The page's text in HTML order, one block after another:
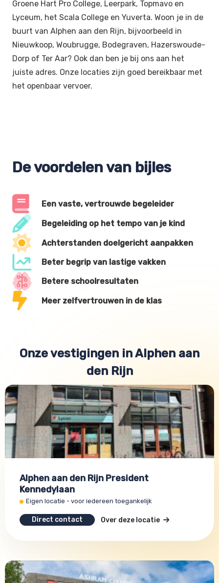
Groene Hart Pro College, Leerpark, Topmavo en
Lyceum, het Scala College en Yuverta. Woon je in de
buurt van Alphen aan den Rijn, bijvoorbeeld in
Nieuwkoop, Woubrugge, Bodegraven, Hazerswoude-
Dorp of Ter Aar? Ook dan ben je bij ons aan het
juiste adres. Onze locaties zijn goed bereikbaar met
het openbaar vervoer.
De voordelen van bijles
Een vaste, vertrouwde begeleider
Begeleiding op het tempo van je kind
Achterstanden doelgericht aanpakken
Beter begrip van lastige vakken
Betere schoolresultaten
Meer zelfvertrouwen in de klas
Onze vestigingen in Alphen aan
den Rijn
Alphen aan den Rijn President
Kennedylaan
Eigen locatie - voor iedereen toegankelijk
Direct contact Over deze locatie